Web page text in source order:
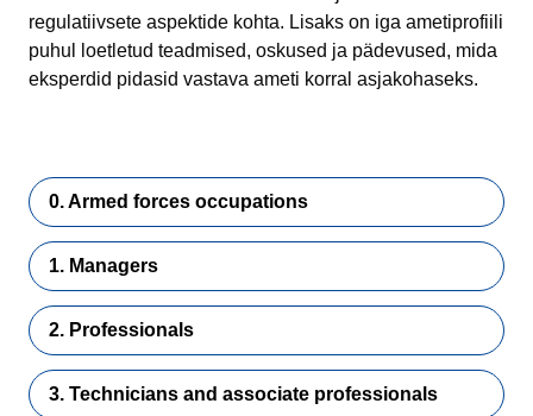
regulatiivsete aspektide kohta. Lisaks on iga ametiprofiili
puhul loetletud teadmised, oskused ja pädevused, mida
eksperdid pidasid vastava ameti korral asjakohaseks.
0. Armed forces occupations
1. Managers
2. Professionals
3. Technicians and associate professionals